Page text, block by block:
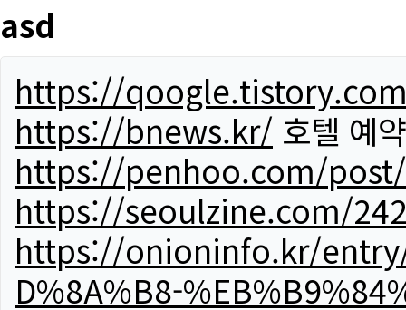
asd
https://
https://bnews.kr/ 호텔 예약
https://penhoo.com/
https://seoulzine.com/
https://onioninfo.kr/entry/
D%8A%B8-